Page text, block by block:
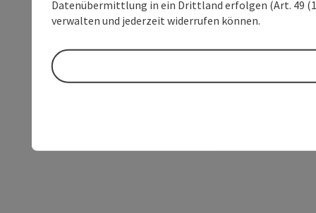
Datenübermittlung in ein Drittland erfolgen (Art. 49
verwalten und jederzeit widerrufen können.